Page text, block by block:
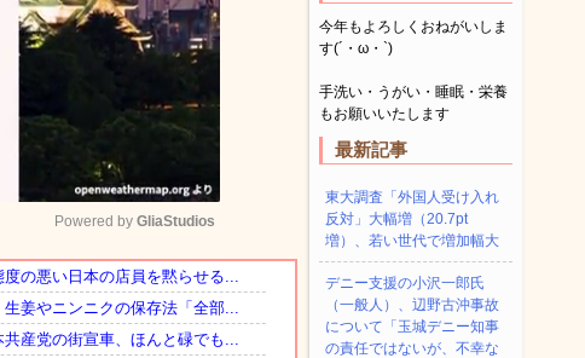
Mute
Powered by GliaStudios
今年もよろしくおねがいしま
す(´・ω・`)
手洗い・うがい・睡眠・栄養
もお願いいたします
最新記事
東大調査「外国人受け入れ
反対」大幅増（20.7pt
増）、若い世代で増加幅大
デニー支援の小沢一郎氏
（一般人）、辺野古沖事故
について「玉城デニー知事
の責任ではないが、不幸な